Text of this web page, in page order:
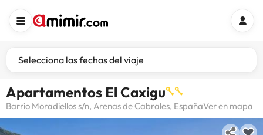
Selecciona las fechas del viaje
Apartamentos El Caxigu
Barrio Moradiellos s/n, Arenas de Cabrales, EspañaVer en mapa